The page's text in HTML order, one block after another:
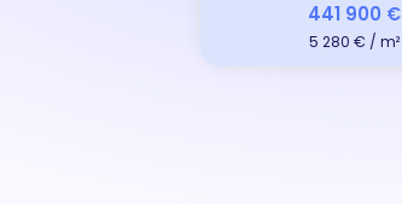
441 900 €
5 280 € / m²